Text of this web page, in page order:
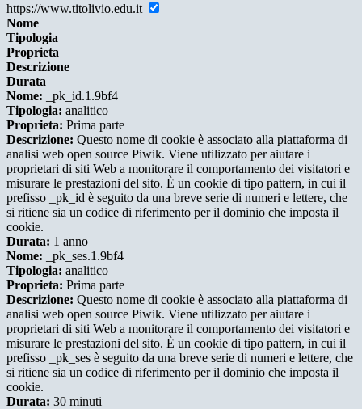
https://www.titolivio.edu.it
Nome
Tipologia
Proprieta
Descrizione
Durata
Nome: _pk_id.1.9bf4
Tipologia: analitico
Proprieta: Prima parte
Descrizione: Questo nome di cookie è associato alla piattaforma di
analisi web open source Piwik. Viene utilizzato per aiutare i
proprietari di siti Web a monitorare il comportamento dei visitatori e
misurare le prestazioni del sito. È un cookie di tipo pattern, in cui il
prefisso _pk_id è seguito da una breve serie di numeri e lettere, che
si ritiene sia un codice di riferimento per il dominio che imposta il
cookie.
Durata: 1 anno
Nome: _pk_ses.1.9bf4
Tipologia: analitico
Proprieta: Prima parte
Descrizione: Questo nome di cookie è associato alla piattaforma di
analisi web open source Piwik. Viene utilizzato per aiutare i
proprietari di siti Web a monitorare il comportamento dei visitatori e
misurare le prestazioni del sito. È un cookie di tipo pattern, in cui il
prefisso _pk_ses è seguito da una breve serie di numeri e lettere, che
si ritiene sia un codice di riferimento per il dominio che imposta il
cookie.
Durata: 30 minuti